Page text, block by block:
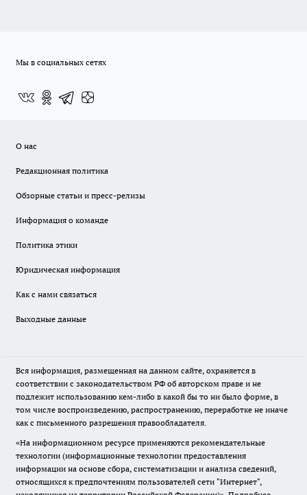
Мы в социальных сетях
О нас
Редакционная политика
Обзорные статьи и пресс-релизы
Информация о команде
Политика этики
Юридическая информация
Как с нами связаться
Выходные данные
Вся информация, размещенная на данном сайте, охраняется в
соответствии с законодательством РФ об авторском праве и не
подлежит использованию кем-либо в какой бы то ни было форме, в
том числе воспроизведению, распространению, переработке не иначе
как с письменного разрешения правообладателя.
«На информационном ресурсе применяются рекомендательные
технологии (информационные технологии предоставления
информации на основе сбора, систематизации и анализа сведений,
относящихся к предпочтениям пользователей сети "Интернет",